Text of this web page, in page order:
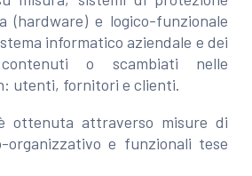
(hardware) e logico-funzionale
informatico aziendale e dei
o scambiati nelle
utenti, fornitori e clienti.
ottenuta attraverso misure di
e funzionali tese